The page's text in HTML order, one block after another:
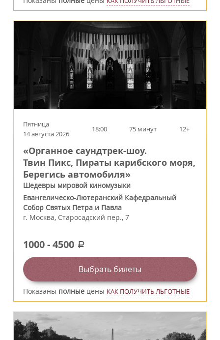
Пятница
14 августа 2026
18:00 75 минут 12+
«Органное саундтрек-шоу.
Твин Пикс, Пираты карибского моря,
Берегись автомобиля»
Шедевры мировой киномузыки
Евангелическо-Лютеранский Кафедральный
Собор Святых Петра и Павла
г. Москва, Старосадский пер., 7
1000-4500 a
Выбрать билеты
Показаны полные цены КАК ПОЛУЧИТЬ ЛЬГОТНЫЕ